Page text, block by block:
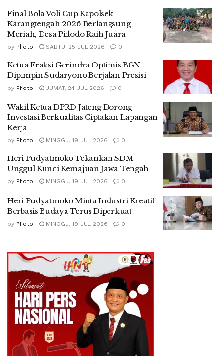
Final Bola Voli Cup Kapolsek
Karangtengah 2026 Berlangsung
Meriah, Desa Pidodo Raih Juara
by Photo SABTU, 25 JUL 2026 0
Ketua Fraksi Gerindra Optimis BGN
Dipimpin Sudaryono Berjalan Presisi
by Photo JUMAT, 24 JUL 2026 0
Wakil Ketua DPRD Jateng Dorong
Investasi Berkualitas Ciptakan Lapangan
Kerja
by Photo MINGGU, 19 JUL 2026 0
Heri Pudyatmoko Tekankan SDM
Unggul Kunci Kemajuan Jawa Tengah
by Photo MINGGU, 19 JUL 2026 0
Heri Pudyatmoko Minta Industri Kreatif
Berbasis Budaya Terus Diperkuat
by Photo MINGGU, 19 JUL 2026 0